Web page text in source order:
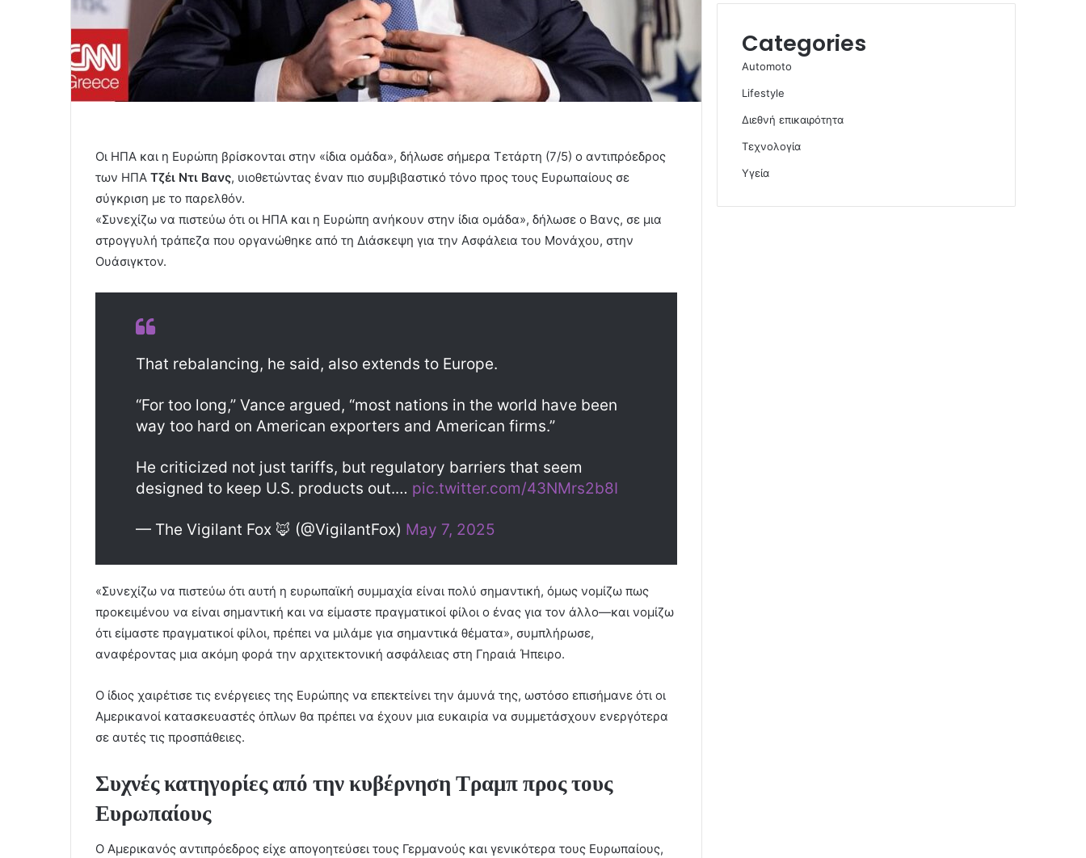
Οι ΗΠΑ και η Ευρώπη βρίσκονται στην «ίδια ομάδα», δήλωσε σήμερα Τετάρτη (7/5) ο αντιπρόεδρος
των ΗΠΑ Τζέι Ντι Βανς, υιοθετώντας έναν πιο συμβιβαστικό τόνο προς τους Ευρωπαίους σε
σύγκριση με το παρελθόν.
«Συνεχίζω να πιστεύω ότι οι ΗΠΑ και η Ευρώπη ανήκουν στην ίδια ομάδα», δήλωσε ο Βανς, σε μια
στρογγυλή τράπεζα που οργανώθηκε από τη Διάσκεψη για την Ασφάλεια του Μονάχου, στην
Ουάσιγκτον.
That rebalancing, he said, also extends to Europe.
“For too long,” Vance argued, “most nations in the world have been
way too hard on American exporters and American firms.”
He criticized not just tariffs, but regulatory barriers that seem
designed to keep U.S. products out.… pic.twitter.com/43NMrs2b8I
— The Vigilant Fox 🦊 (@VigilantFox) May 7, 2025
«Συνεχίζω να πιστεύω ότι αυτή η ευρωπαϊκή συμμαχία είναι πολύ σημαντική, όμως νομίζω πως
προκειμένου να είναι σημαντική και να είμαστε πραγματικοί φίλοι ο ένας για τον άλλο—και νομίζω
ότι είμαστε πραγματικοί φίλοι, πρέπει να μιλάμε για σημαντικά θέματα», συμπλήρωσε,
αναφέροντας μια ακόμη φορά την αρχιτεκτονική ασφάλειας στη Γηραιά Ήπειρο.
Ο ίδιος χαιρέτισε τις ενέργειες της Ευρώπης να επεκτείνει την άμυνά της, ωστόσο επισήμανε ότι οι
Αμερικανοί κατασκευαστές όπλων θα πρέπει να έχουν μια ευκαιρία να συμμετάσχουν ενεργότερα
σε αυτές τις προσπάθειες.
Συχνές κατηγορίες από την κυβέρνηση Τραμπ προς τους
Ευρωπαίους
Ο Αμερικανός αντιπρόεδρος είχε απογοητεύσει τους Γερμανούς και γενικότερα τους Ευρωπαίους,
Categories
Automoto
Lifestyle
Διεθνή επικαιρότητα
Τεχνολογία
Υγεία